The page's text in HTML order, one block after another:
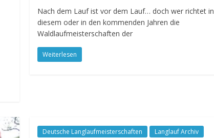
Nach dem Lauf ist vor dem Lauf… doch wer richtet in
diesem oder in den kommenden Jahren die
Waldlaufmeisterschaften der
Weiterlesen
Deutsche Langlaufmeisterschaften Langlauf Archiv